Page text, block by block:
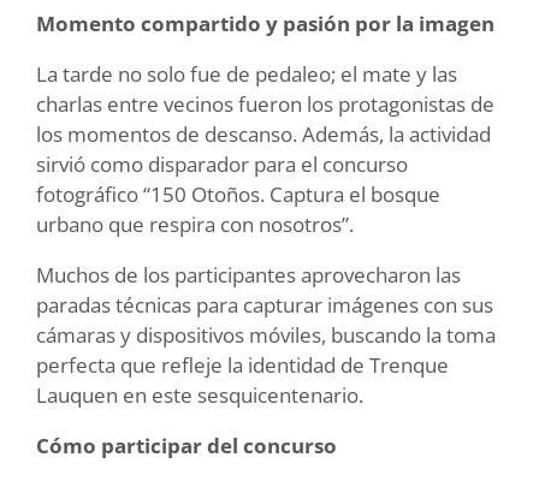
Momento compartido y pasión por la imagen
La tarde no solo fue de pedaleo; el mate y las
charlas entre vecinos fueron los protagonistas de
los momentos de descanso. Además, la actividad
sirvió como disparador para el concurso
fotográfico “150 Otoños. Captura el bosque
urbano que respira con nosotros”.
Muchos de los participantes aprovecharon las
paradas técnicas para capturar imágenes con sus
cámaras y dispositivos móviles, buscando la toma
perfecta que refleje la identidad de Trenque
Lauquen en este sesquicentenario.
Cómo participar del concurso